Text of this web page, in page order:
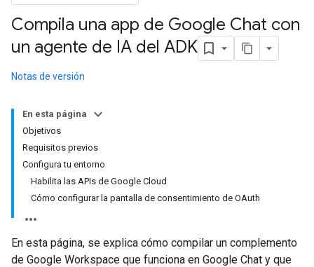
Compila una app de Google Chat con
un agente de IA del ADK
Notas de versión
En esta página
Objetivos
Requisitos previos
Configura tu entorno
Habilita las APIs de Google Cloud
Cómo configurar la pantalla de consentimiento de OAuth
En esta página, se explica cómo compilar un complemento
de Google Workspace que funciona en Google Chat y que